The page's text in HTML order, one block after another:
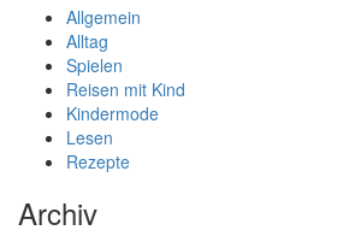
Allgemein
Alltag
Spielen
Reisen mit Kind
Kindermode
Lesen
Rezepte
Archiv